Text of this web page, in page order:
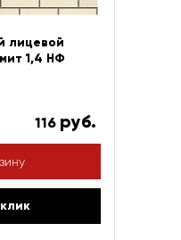
лицевой
1,4 НФ
116 руб.